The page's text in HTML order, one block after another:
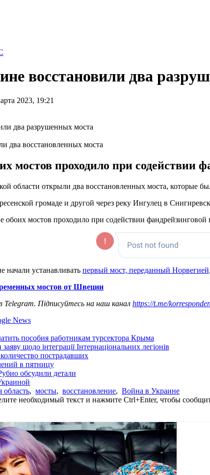
восстановили два
2023, 19:21
два восстановленных моста
мостов проходило при
области открыли два восстановленных моста,
громаде и другой через реку Ингулец в
обоих мостов проходило при содействии
начали устанавливать первый мост, переданный Норвегией.
мостов от Швеции
Telegram. Підписуйтесь на наш канал https://t.me/
News
пособия работникам турсектора Крыма
щодо інтеграції Інтернаціональних легіонів
пострадавших
в пятницу
обсудили детали
область, мосты, восстановление, Война в Украине
необходимый текст и нажмите Ctrl+Enter, чтобы